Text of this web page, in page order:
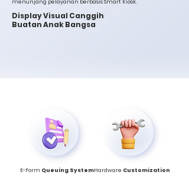
menunjang pelayanan berbasis Smart Kiosk.
Display Visual Canggih
Buatan Anak Bangsa
E-Form Queuing SystemHardware Customization